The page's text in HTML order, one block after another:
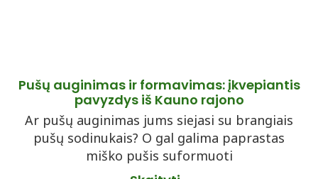
Pušų auginimas ir formavimas: įkvepiantis
pavyzdys iš Kauno rajono
Ar pušų auginimas jums siejasi su brangiais
pušų sodinukais? O gal galima paprastas
miško pušis suformuoti